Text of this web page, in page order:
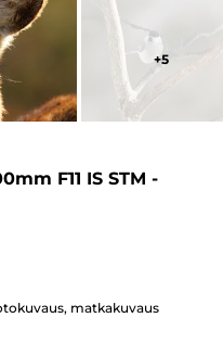
+5
F11 IS STM -
matkakuvaus